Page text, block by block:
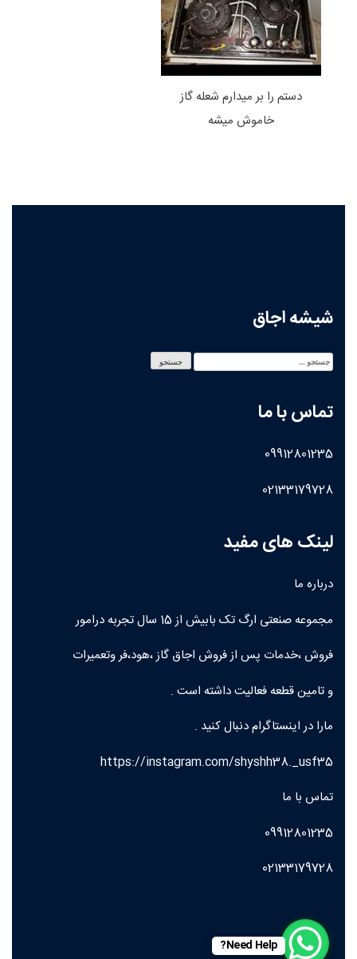
دستم را بر میدارم شعله گاز
خاموش میشه
شیشه اجاق
تماس با ما
09912801235
02133179728
لینک های مفید
درباره ما
مجموعه صنعتی ارگ تک بابیش از 15 سال تجربه درامور
فروش ،خدمات پس از فروش اجاق گاز ،هود،فر وتعمیرات
و تامین قطعه فعالیت داشته است .
مارا در اینستاگرام دنبال کنید .
https://instagram.com/shyshh38._usf35
تماس با ما
09912801235
02133179728
Need Help?